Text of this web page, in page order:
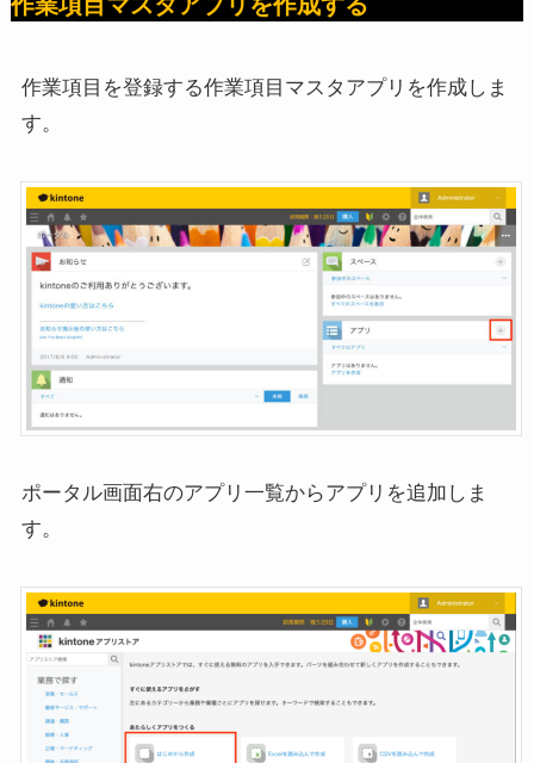
作業項目を登録する作業項目マスタアプリを作成しま
す。
ポータル画面右のアプリ一覧からアプリを追加しま
す。